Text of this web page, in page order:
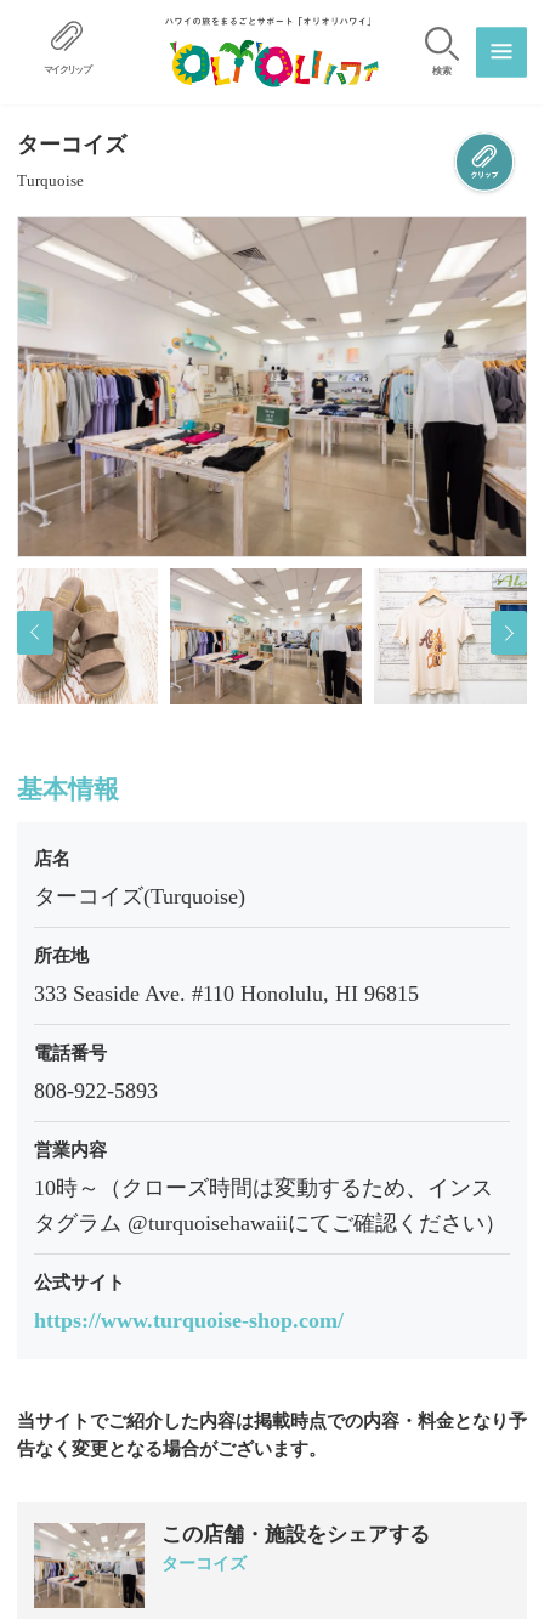
マイクリップ 検索
ターコイズ
Turquoise
基本情報
店名
ターコイズ(Turquoise)
所在地
333 Seaside Ave. #110 Honolulu, HI 96815
電話番号
808-922-5893
営業内容
10時～（クローズ時間は変動するため、インス
タグラム @turquoisehawaiiにてご確認ください）
公式サイト
https://www.turquoise-shop.com/
当サイトでご紹介した内容は掲載時点での内容・料金となり予
告なく変更となる場合がございます。
この店舗・施設をシェアする
ターコイズ